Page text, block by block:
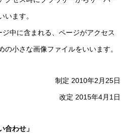
います。
ジ中に含まれる、ページがアクセス
の小さな画像ファイルをいいます。
制定 2010年2月25日
改定 2015年4月1日
合わせ」